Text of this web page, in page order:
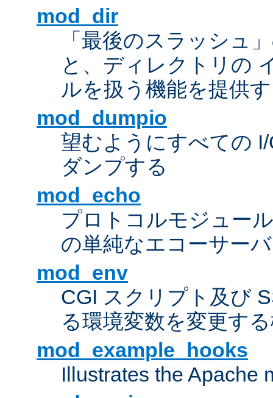
mod_dir
「最後のスラッシュ
と、ディレクトリの
ルを扱う機能を提供
mod_dumpio
望むようにすべての
ダンプする
mod_echo
プロトコルモジュー
の単純なエコーサーバ
mod_env
CGI スクリプト及び
る環境変数を変更す
mod_example_hooks
Illustrates the Apache